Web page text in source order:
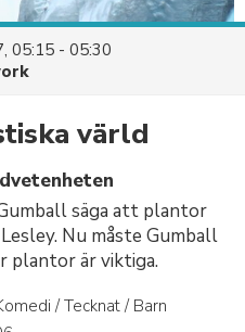
05:15 - 05:30
värld
säga att plantor
Nu måste Gumball
plantor är viktiga.
/ Tecknat / Barn